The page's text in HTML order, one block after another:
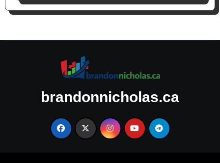
brandonnicholas.ca